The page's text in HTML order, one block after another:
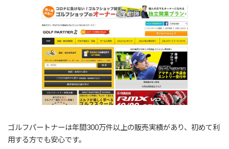
ゴルフパートナーは年間300万件以上の販売実績があり、初めて利
用する方でも安心です。